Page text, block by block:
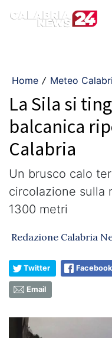
Home / Meteo
La Sila si
balcanica
Calabria
Un brusco calo
circolazione sulla
1300 metri
Redazione Calabria
Twitter Facebook
Email